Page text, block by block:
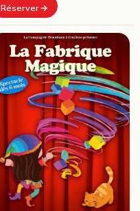
Réserver